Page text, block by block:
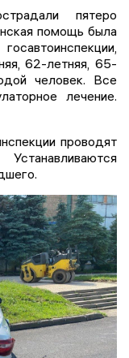
пятеро
помощь была
62-летняя, 65-
человек. Все
лечение.
проводят
Устанавливаются